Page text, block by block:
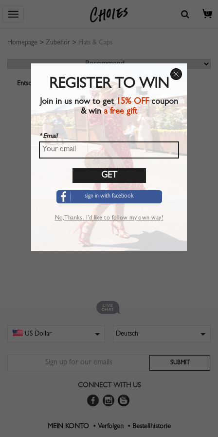
0
Homepage > Zubehör > Hats & Caps
Entschuldigung! Ihre Suche ergab leider keine Produkttreffer.
CONNECT WITH US
MEIN KONTO • Verfolgen • Bestellhistorie
REGISTER TO WIN
Join in us now to get15% OFFcoupon
& wina free gift
* Email
sign in with facebook
No,Thanks. I’d like to follow my own way!